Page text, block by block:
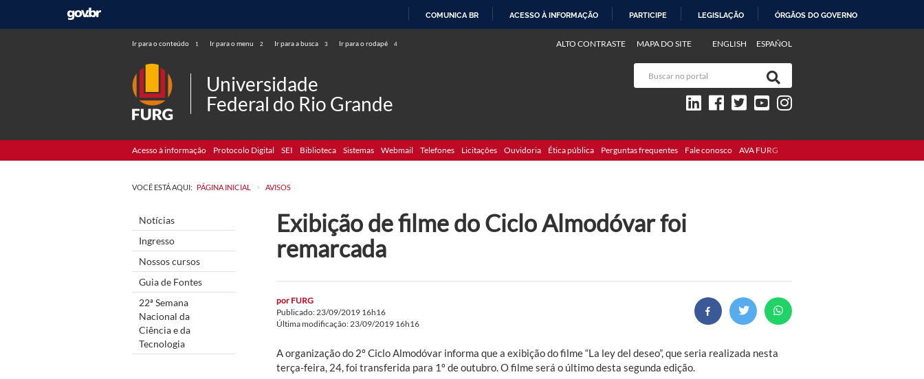
COMUNICA BR ACESSO À INFORMAÇÃO PARTICIPE LEGISLAÇÃO ÓRGÃOS DO GOVERNO
Ir para o conteúdo 1 Ir para o menu 2 Ir para a busca 3 Ir para o rodapé 4 ENGLISH ESPAÑOL
ALTO CONTRASTE MAPA DO SITE
Universidade
Federal do Rio Grande
Acesso à informação Protocolo Digital SEI Biblioteca Sistemas Webmail Telefones Licitações Ouvidoria Ética pública Perguntas frequentes Fale conosco AVA FURG
VOCÊ ESTÁ AQUI: PÁGINA INICIAL > AVISOS
Notícias
Ingresso
Nossos cursos
Guia de Fontes
22ª Semana
Nacional da
Ciência e da
Tecnologia
Exibição de filme do Ciclo Almodóvar foi
remarcada
por FURG
Publicado: 23/09/2019 16h16
Última modificação: 23/09/2019 16h16
A organização do 2º Ciclo Almodóvar informa que a exibição do filme “La ley del deseo”, que seria realizada nesta
terça-feira, 24, foi transferida para 1º de outubro. O filme será o último desta segunda edição.